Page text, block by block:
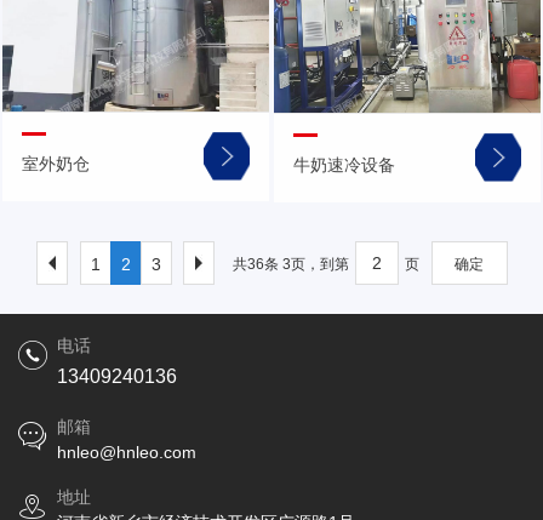
室外奶仓 牛奶速冷设备
1 2 3 共36条 3页，到第 页 确定
电话
13409240136
邮箱
hnleo@hnleo.com
地址